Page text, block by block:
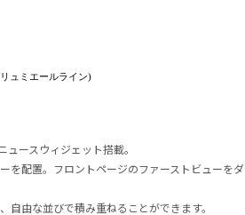
ュミエールライン)
ースウィジェット搭載。
を配置。フロントページのファーストビューをダ
自由な並びで積み重ねることができます。